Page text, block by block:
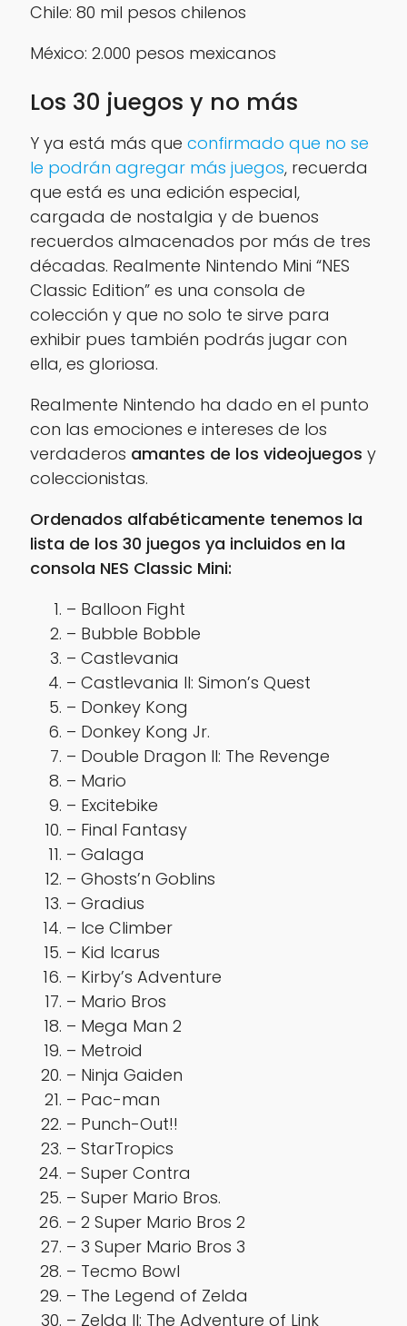
Chile: 80 mil pesos chilenos
México: 2.000 pesos mexicanos
Los 30 juegos y no más
Y ya está más que confirmado que no se
le podrán agregar más juegos, recuerda
que está es una edición especial,
cargada de nostalgia y de buenos
recuerdos almacenados por más de tres
décadas. Realmente Nintendo Mini “NES
Classic Edition” es una consola de
colección y que no solo te sirve para
exhibir pues también podrás jugar con
ella, es gloriosa.
Realmente Nintendo ha dado en el punto
con las emociones e intereses de los
verdaderos amantes de los videojuegos y
coleccionistas.
Ordenados alfabéticamente tenemos la
lista de los 30 juegos ya incluidos en la
consola NES Classic Mini:
– Balloon Fight
– Bubble Bobble
– Castlevania
– Castlevania II: Simon’s Quest
– Donkey Kong
– Donkey Kong Jr.
– Double Dragon II: The Revenge
– Mario
– Excitebike
– Final Fantasy
– Galaga
– Ghosts’n Goblins
– Gradius
– Ice Climber
– Kid Icarus
– Kirby’s Adventure
– Mario Bros
– Mega Man 2
– Metroid
– Ninja Gaiden
– Pac-man
– Punch-Out!!
– StarTropics
– Super Contra
– Super Mario Bros.
– 2 Super Mario Bros 2
– 3 Super Mario Bros 3
– Tecmo Bowl
– The Legend of Zelda
– Zelda II: The Adventure of Link